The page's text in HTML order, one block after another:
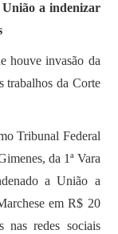
União a indenizar
houve invasão da
trabalhos da Corte
Tribunal Federal
da 1ª Vara
a União a
em R$ 20
nas redes sociais